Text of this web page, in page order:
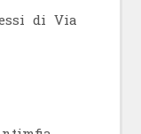
di Via